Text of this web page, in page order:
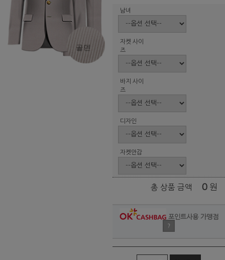
남녀
자켓 사이
즈
바지 사이
즈
디자인
자켓안감
총 상품 금액 0 원
포인트사용 가맹점
?